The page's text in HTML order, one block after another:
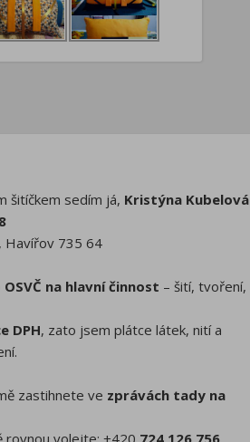
šitíčkem sedím já, Kristýna Kubelová
Havířov 735 64
OSVČ na hlavní činnost – šití, tvoření,
DPH, zato jsem plátce látek, nití a
zastihnete ve zprávách tady na
rovnou volejte: +420 724 126 756